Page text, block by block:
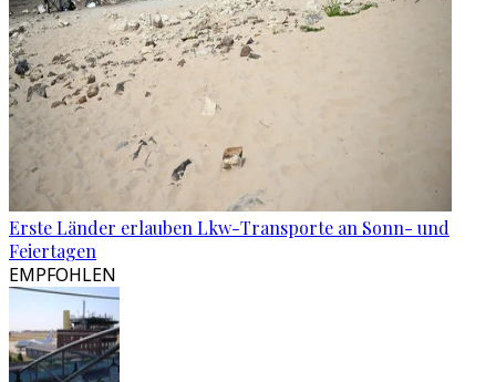
Erste Länder erlauben Lkw-Transporte an Sonn- und
Feiertagen
EMPFOHLEN